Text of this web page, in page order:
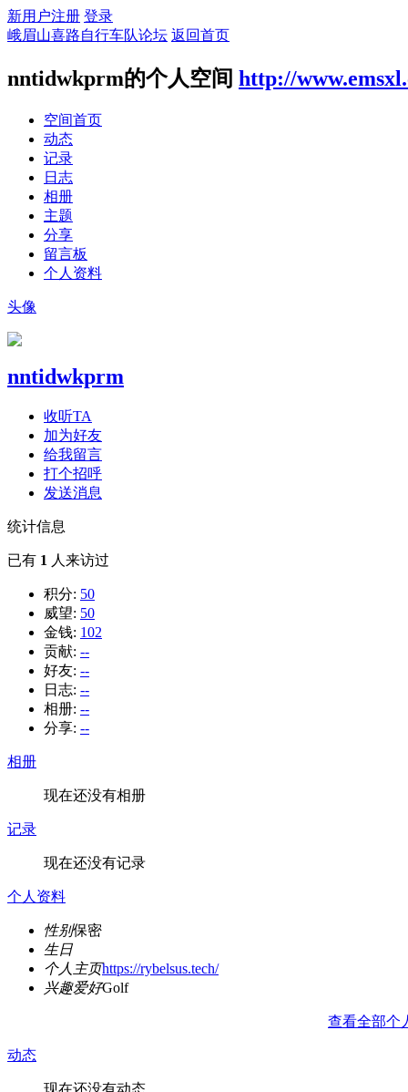
新用户注册 登录
峨眉山喜路自行车队论坛 返回首页
nntidwkprm的个人空间 http://
空间首页
动态
记录
日志
相册
主题
分享
留言板
个人资料
头像
nntidwkprm
收听TA
加为好友
给我留言
打个招呼
发送消息
统计信息
已有 1 人来访过
积分: 50
威望: 50
金钱: 102
贡献: --
好友: --
日志: --
相册: --
分享: --
相册
现在还没有相册
记录
现在还没有记录
个人资料
性别保密
生日
个人主页https://rybelsus.tech/
兴趣爱好Golf
查看全部个
动态
现在还没有动态